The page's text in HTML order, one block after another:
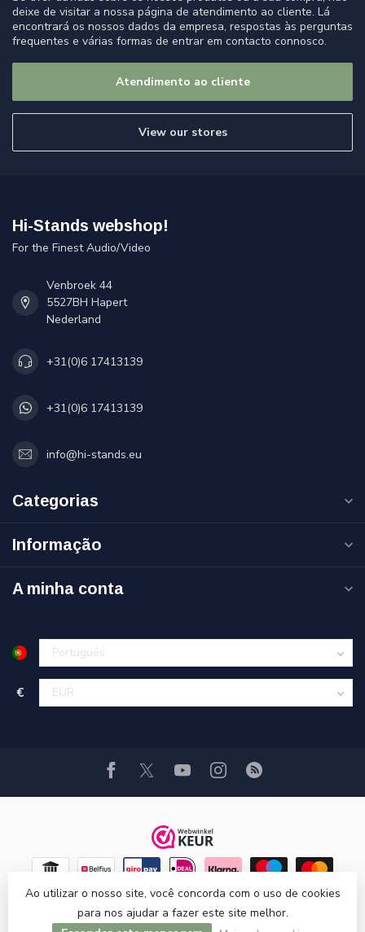
deixe de visitar a nossa página de atendimento ao cliente. Lá
encontrará os nossos dados da empresa, respostas às perguntas
frequentes e várias formas de entrar em contacto connosco.
Atendimento ao cliente
View our stores
Hi-Stands webshop!
For the Finest Audio/Video
Venbroek 44
5527BH Hapert
Nederland
+31(0)6 17413139
+31(0)6 17413139
info@hi-stands.eu
Categorias
Informação
A minha conta
€
Ao utilizar o nosso site, você concorda com o uso de cookies
para nos ajudar a fazer este site melhor.